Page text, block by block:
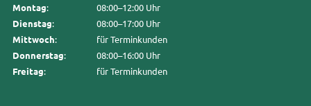
Montag:
08:00–12:00 Uhr
Dienstag:
08:00–17:00 Uhr
Mittwoch:
für Terminkunden
Donnerstag:
08:00–16:00 Uhr
Freitag: für Terminkunden